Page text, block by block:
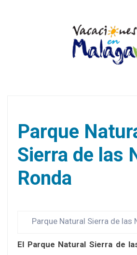
Parque
Sierra de las
Ronda
Parque Natural Sierra de las
El Parque Natural Sierra de